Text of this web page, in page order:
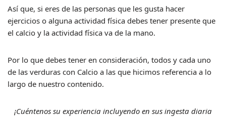
Así que, si eres de las personas que les gusta hacer
ejercicios o alguna actividad física debes tener presente que
el calcio y la actividad física va de la mano.
Por lo que debes tener en consideración, todos y cada uno
de las verduras con Calcio a las que hicimos referencia a lo
largo de nuestro contenido.
¡Cuéntenos su experiencia incluyendo en sus ingesta diaria